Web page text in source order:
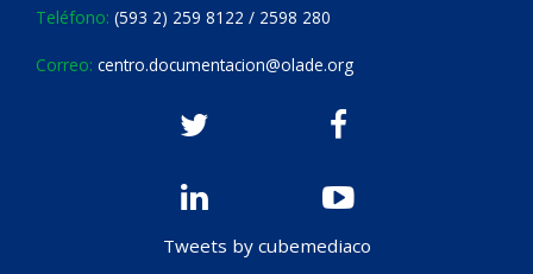
Teléfono: (593 2) 259 8122 / 2598 280
Correo: centro.documentacion@olade.org
Tweets by cubemediaco